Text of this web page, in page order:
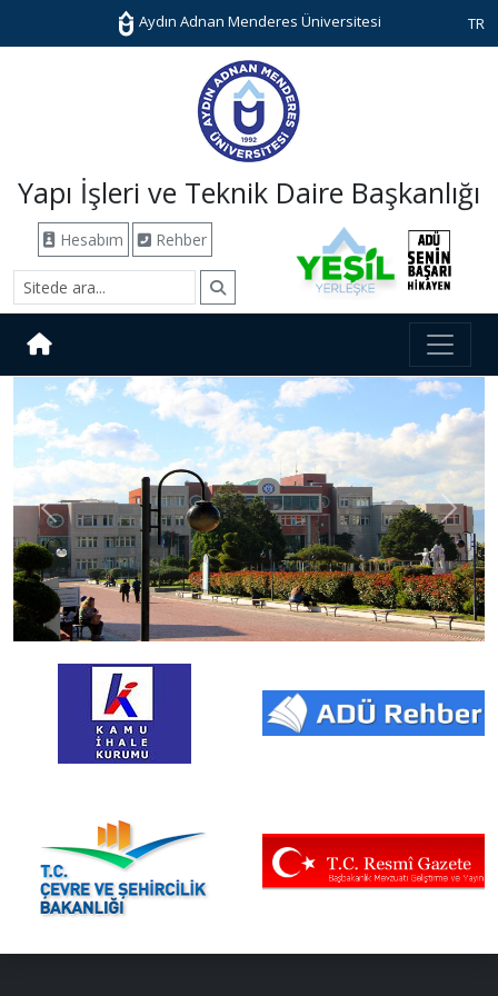
Aydın Adnan Menderes Üniversitesi TR
Yapı İşleri ve Teknik Daire Başkanlığı
Hesabım Rehber
Previous Next